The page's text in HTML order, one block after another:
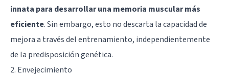
innata para desarrollar una memoria muscular más
eficiente. Sin embargo, esto no descarta la capacidad de
mejora a través del entrenamiento, independientemente
de la predisposición genética.
2. Envejecimiento